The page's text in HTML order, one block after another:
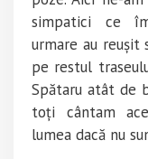
simpatici ce
urmare au reușit
pe restul
Spătaru atât de
toți cântam
lumea dacă nu